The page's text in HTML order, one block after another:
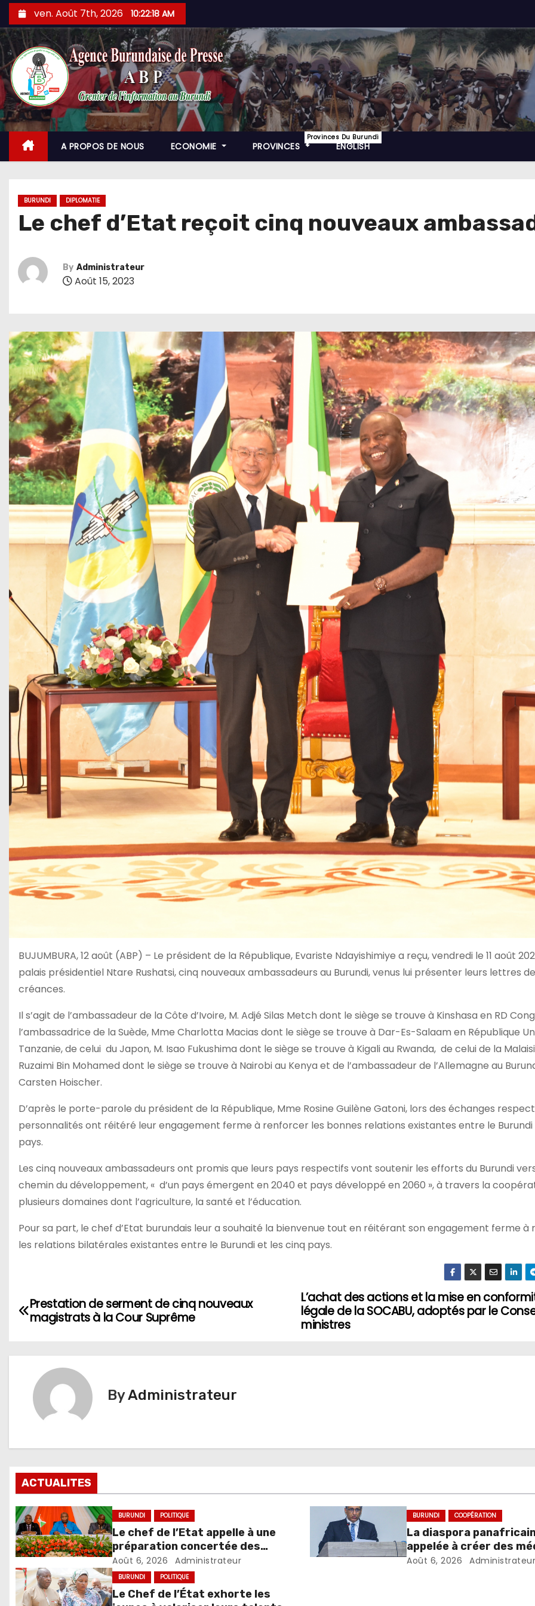
Skip
to
content
ven. Août 7th, 2026 10:22:19 AM
A PROPOS DE NOUS ECONOMIE PROVINCES
Provinces Du Burundi
ENGLISH
BURUNDI DIPLOMATIE
Le chef d’Etat reçoit cinq nouveaux
By Administrateur
Août 15, 2023
BUJUMBURA, 12 août (ABP) – Le président de la République, Evariste Ndayishimiye a reçu, vendredi le 11 août
palais présidentiel Ntare Rushatsi, cinq nouveaux ambassadeurs au Burundi, venus lui présenter leurs lettres de
créances.
Il s’agit de l’ambassadeur de la Côte d’Ivoire, M. Adjé Silas Metch dont le siège se trouve à Kinshasa en RD
l’ambassadrice de la Suède, Mme Charlotta Macias dont le siège se trouve à Dar-Es-Salaam en République
Tanzanie, de celui du Japon, M. Isao Fukushima dont le siège se trouve à Kigali au Rwanda, de celui de la
Ruzaimi Bin Mohamed dont le siège se trouve à Nairobi au Kenya et de l’ambassadeur de l’Allemagne au
Carsten Hoischer.
D’après le porte-parole du président de la République, Mme Rosine Guilène Gatoni, lors des échanges
personnalités ont réitéré leur engagement ferme à renforcer les bonnes relations existantes entre le Burundi
pays.
Les cinq nouveaux ambassadeurs ont promis que leurs pays respectifs vont soutenir les efforts du Burundi
chemin du développement, « d’un pays émergent en 2040 et pays développé en 2060 », à travers la
plusieurs domaines dont l’agriculture, la santé et l’éducation.
Pour sa part, le chef d’Etat burundais leur a souhaité la bienvenue tout en réitérant son engagement ferme
les relations bilatérales existantes entre le Burundi et les cinq pays.
Navigation
de
l’article
L’achat des actions et la mise en
légale de la SOCABU, adoptés par le
ministres
Prestation de serment de cinq nouveaux
magistrats à la Cour Suprême
ByAdministrateur
ACTUALITES
BURUNDI POLITIQUE
Le chef de l’Etat appelle à une
préparation concertée des
élections de 2027
Août 6, 2026 Administrateur
BURUNDI COOPÉRATION
La diaspora
appelée à créer des
favorisant
Août 6, 2026 Administrateur
BURUNDI POLITIQUE
Le Chef de l’État exhorte les